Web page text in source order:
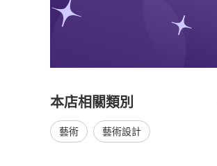
本店相關類別
藝術 藝術設計